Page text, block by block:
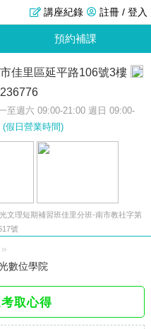
註冊 / 登入
講座紀錄
預約補課
佳里區延平路106號3樓
至週六 09:00-21:00 週日 09:00-
(假日營業時間)
文理短期補習班佳里分班-南市教社字第
號
»
數位學院
取心得